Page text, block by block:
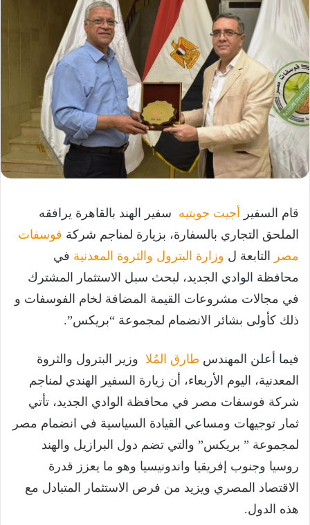
قام السفير أجيت جوبتيه سفير الهند بالقاهرة يرافقه
الملحق التجاري بالسفارة، بزيارة لمناجم شركة فوسفات
مصر
التابعة ل وزارة البترول والثروة المعدنية في
محافظة الوادي الجديد، لبحث سبل الاستثمار المشترك
في مجالات مشروعات القيمة المضافة لخام الفوسفات و
ذلك كأولى بشائر الانضمام لمجموعة “بريكس”.
فيما أعلن المهندس طارق المُلا وزير البترول والثروة
المعدنية، اليوم الأربعاء، أن زيارة السفير الهندي لمناجم
شركة فوسفات مصر في محافظة الوادي الجديد، تأتي
ثمار توجيهات ومساعي القيادة السياسية في انضمام مصر
لمجموعة ” بريكس” والتي تضم دول البرازيل والهند
روسيا وجنوب إفريقيا واندونيسيا وهو ما يعزز قدرة
الاقتصاد المصري ويزيد من فرص الاستثمار المتبادل مع
هذه الدول.